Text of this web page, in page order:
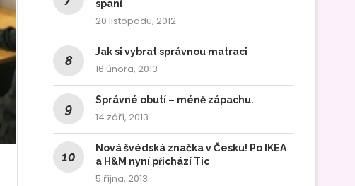
spaní
20 listopadu, 2012
Jak si vybrat správnou matraci
16 února, 2013
Správné obutí – méně zápachu.
14 září, 2013
Nová švédská značka v Česku! Po IKEA
a H&M nyní přichází Tic
5 října, 2013